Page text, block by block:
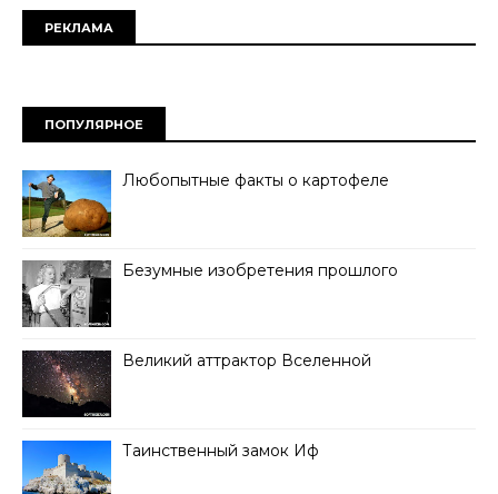
РЕКЛАМА
ПОПУЛЯРНОЕ
Любопытные факты о картофеле
Безумные изобретения прошлого
Великий аттрактор Вселенной
Таинственный замок Иф